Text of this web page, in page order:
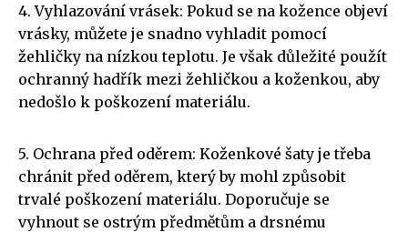
4. Vyhlazování vrásek: Pokud se na kožence objeví
vrásky, můžete je snadno vyhladit pomocí
žehličky na nízkou teplotu. Je však důležité použít
ochranný hadřík mezi žehličkou a koženkou, aby
nedošlo k poškození materiálu.
5. Ochrana před oděrem: Koženkové šaty je třeba
chránit před oděrem, který by mohl způsobit
trvalé poškození materiálu. Doporučuje se
vyhnout se ostrým předmětům a drsnému